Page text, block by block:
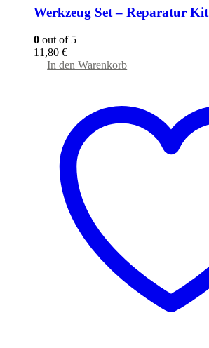
Werkzeug Set – Reparatur Kit
0 out of 5
11,80 €
In den Warenkorb